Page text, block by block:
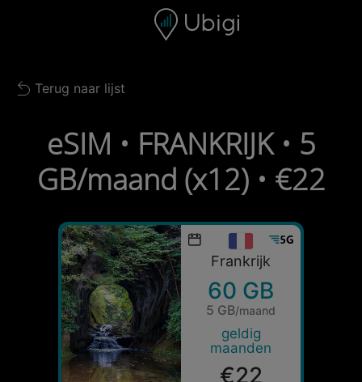
Navigatiebalk Voettekst
Back to list
Terug naar lijst
eSIM • FRANKRIJK • 5
GB/maand (x12) • €22
Frankrijk
60 GB
5 GB/maand
geldig
maanden
€22